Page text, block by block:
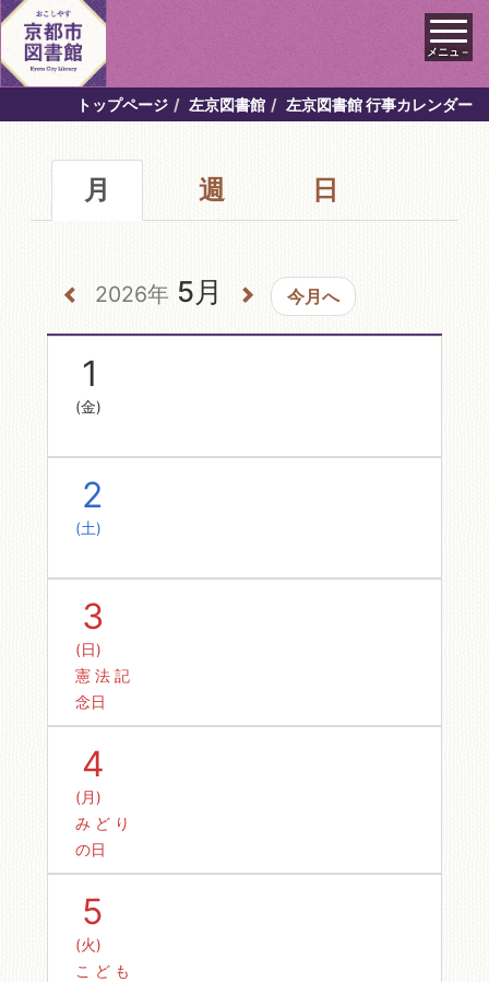
メニュ－
トップページ 左京図書館 左京図書館 行事カレンダー
月 週 日
2026年 5月 今月へ
1
(金)
2
(土)
3
(日)
憲法記
念日
4
(月)
みどり
の日
5
(火)
こども